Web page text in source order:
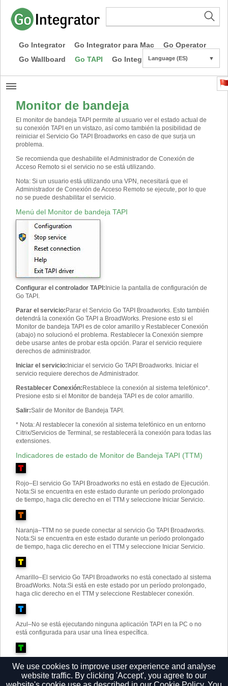
Go Integrator Go Integrator para Mac
Go Operator
Go Wallboard
Go TAPI Go Integrator CE
Language (ES) ▼
Monitor de bandeja
El monitor de bandeja TAPI permite al usuario ver el estado actual de
su conexión TAPI en un vistazo, así como también la posibilidad de
reiniciar el Servicio Go TAPI Broadworks en caso de que surja un
problema.
Se recomienda que deshabilite el Administrador de Conexión de
Acceso Remoto si el servicio no se está utilizando.
Nota: Si un usuario está utilizando una VPN, necesitará que el
Administrador de Conexión de Acceso Remoto se ejecute, por lo que
no se puede deshabilitar el servicio.
Menú del Monitor de bandeja TAPI
Configurar el controlador TAPI : Inicie la pantalla de configuración de
Go TAPI.
Parar el servicio: Parar el Servicio Go TAPI Broadworks. Esto también
detendrá la conexión Go TAPI a BroadWorks. Presione esto si el
Monitor de bandeja TAPI es de color amarillo y Restablecer Conexión
(abajo) no solucionó el problema. Restablecer la Conexión siempre
debe usarse antes de probar esta opción. Parar el servicio requiere
derechos de administrador.
Iniciar el servicio: Iniciar el servicio Go TAPI Broadworks. Iniciar el
servicio requiere derechos de Administrador.
Restablecer Conexión: Restablece la conexión al sistema telefónico*.
Presione esto si el Monitor de bandeja TAPI es de color amarillo.
Salir:Salir de Monitor de Bandeja TAPI.
* Nota:Al restablecer la conexión al sistema telefónico en un entorno
Citrix/Servicios de Terminal, se restablecerá la conexión para todas las
extensiones.
Indicadores de estado de Monitor de Bandeja TAPI (TTM)
Rojo–El servicio Go TAPI Broadworks no está en estado de Ejecución.
Nota:Si se encuentra en este estado durante un período prolongado
de tiempo, haga clic derecho en el TTM y seleccione Iniciar Servicio.
Naranja–TTM no se puede conectar al servicio Go TAPI Broadworks.
Nota:Si se encuentra en este estado durante un período prolongado
de tiempo, haga clic derecho en el TTM y seleccione Iniciar Servicio.
Amarillo–El servicio Go TAPI Broadworks no está conectado al sistema
BroadWorks. Nota:Si está en este estado por un período prolongado,
haga clic derecho en el TTM y seleccione Restablecer conexión.
Azul –No se está ejecutando ninguna aplicación TAPI en la PC o no
está configurada para usar una línea específica.
Verde– La aplicación TAPI (por ejemplo, Marcador de Teléfono) se está
ejecutando y está configurada para usar una línea específica.
We use cookies to improve user experience and analyse
website traffic. By clicking 'Accept', you agree to our